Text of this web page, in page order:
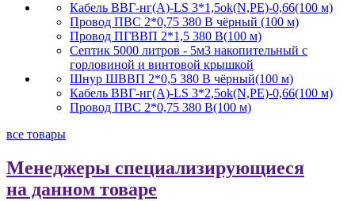
Кабель ВВГ-нг(А)-LS 3*1,5ok(N,PE)-0,66(100 м)
Провод ПВС 2*0,75 380 В чёрный (100 м)
Провод ПГВВП 2*1,5 380 В(100 м)
Септик 5000 литров - 5м3 накопительный с
горловиной и винтовой крышкой
Шнур ШВВП 2*0,5 380 В чёрный(100 м)
Кабель ВВГ-нг(А)-LS 3*2,5ok(N,PE)-0,66(100 м)
Провод ПВС 2*0,75 380 В(100 м)
все товары
Менеджеры специализирующиеся
на данном товаре